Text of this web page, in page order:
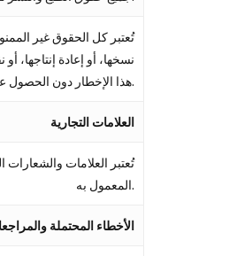
تُعتبر كل الحقوق غير
نسخها، أو إعادة إنتاجها،
هذا الإخطار دون الحصول على موافقتنا الخطية الصريحة.
العلامات التجارية
تُعتبر العلامات
المعمول به.
الأخطاء المحتملة